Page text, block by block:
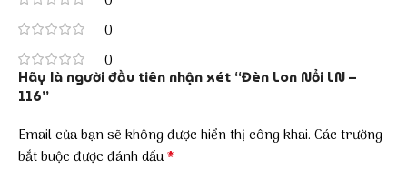
0
0
Hãy là người đầu tiên nhận xét “Đèn Lon Nổi LN –
116”
Email của bạn sẽ không được hiển thị công khai. Các trường
bắt buộc được đánh dấu*